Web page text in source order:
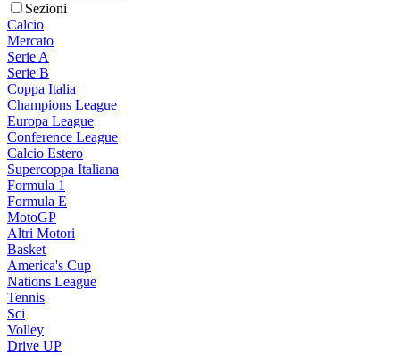
Sezioni
Calcio
Mercato
Serie A
Serie B
Coppa Italia
Champions League
Europa League
Conference League
Calcio Estero
Supercoppa Italiana
Formula 1
Formula E
MotoGP
Altri Motori
Basket
America's Cup
Nations League
Tennis
Sci
Volley
Drive UP